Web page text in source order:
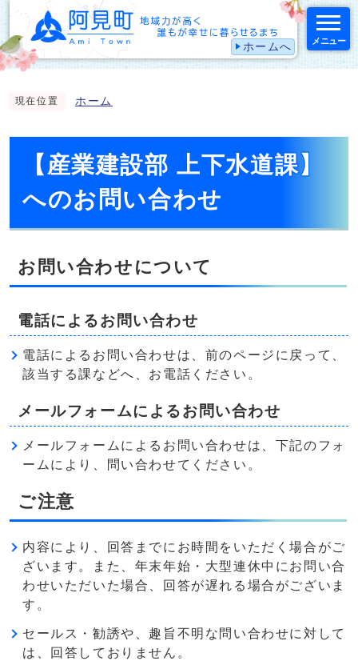
ホームへ メニュー
現在位置 ホーム
【産業建設部 上下水道課】
へのお問い合わせ
お問い合わせについて
電話によるお問い合わせ
電話によるお問い合わせは、前のページに戻って、
該当する課などへ、お電話ください。
メールフォームによるお問い合わせ
メールフォームによるお問い合わせは、下記のフォ
ームにより、問い合わせてください。
ご注意
内容により、回答までにお時間をいただく場合がご
ざいます。また、年末年始・大型連休中にお問い合
わせいただいた場合、回答が遅れる場合がございま
す。
セールス・勧誘や、趣旨不明な問い合わせに対して
は、回答しておりません。